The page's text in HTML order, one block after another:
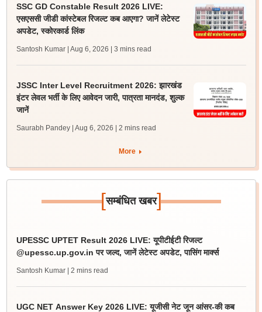
SSC GD Constable Result 2026 LIVE:
एसएससी जीडी कांस्टेबल रिजल्ट कब आएगा? जानें लेटेस्ट
अपडेट, स्कोरकार्ड लिंक
Santosh Kumar | Aug 6, 2026 | 3 mins read
JSSC Inter Level Recruitment 2026: झारखंड
इंटर लेवल भर्ती के लिए आवेदन जारी, पात्रता मानदंड, शुल्क
जानें
Saurabh Pandey | Aug 6, 2026 | 2 mins read
More
[सम्बंधित खबर]
UPESSC UPTET Result 2026 LIVE: यूपीटीईटी रिजल्ट
@upessc.up.gov.in पर जल्द, जानें लेटेस्ट अपडेट, पासिंग मार्क्स
Santosh Kumar | 2 mins read
UGC NET Answer Key 2026 LIVE: यूजीसी नेट जून आंसर-की कब